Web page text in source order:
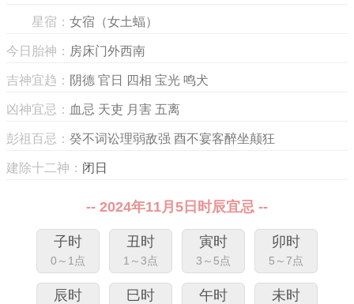
星宿： 女宿（女土蝠）
今日胎神： 房床门外西南
吉神宜趋： 阴德 官日 四相 宝光 鸣犬
凶神宜忌： 血忌 天吏 月害 五离
彭祖百忌： 癸不词讼理弱敌强 酉不宴客醉坐颠狂
建除十二神： 闭日
-- 2024年11月5日时辰宜忌 --
子时
0～1点
丑时
1～3点
寅时
3～5点
卯时
5～7点
辰时 巳时 午时 未时